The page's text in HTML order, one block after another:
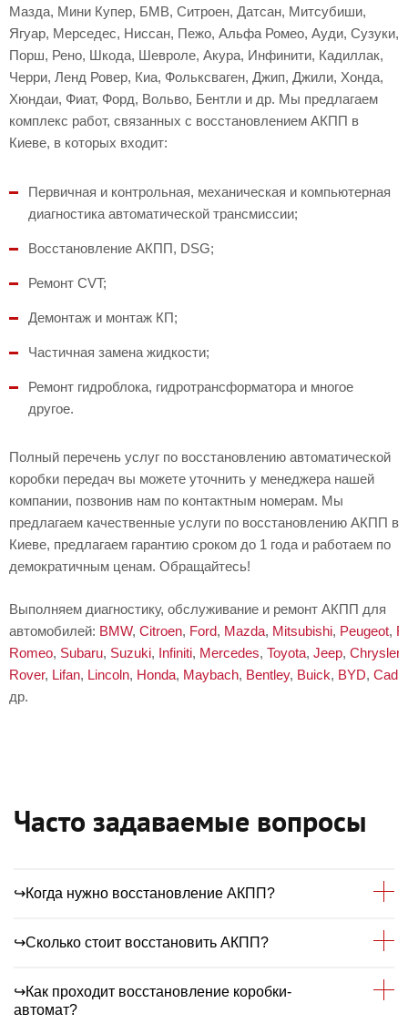
Мазда, Мини Купер, БМВ, Ситроен, Датсан, Митсубиши,
Ягуар, Мерседес, Ниссан, Пежо, Альфа Ромео, Ауди, Сузуки,
Порш, Рено, Шкода, Шевроле, Акура, Инфинити, Кадиллак,
Черри, Ленд Ровер, Киа, Фольксваген, Джип, Джили, Хонда,
Хюндаи, Фиат, Форд, Вольво, Бентли и др. Мы предлагаем
комплекс работ, связанных с восстановлением АКПП в
Киеве, в которых входит:
Первичная и контрольная, механическая и компьютерная
диагностика автоматической трансмиссии;
Восстановление АКПП, DSG;
Ремонт CVT;
Демонтаж и монтаж КП;
Частичная замена жидкости;
Ремонт гидроблока, гидротрансформатора и многое
другое.
Полный перечень услуг по восстановлению автоматической
коробки передач вы можете уточнить у менеджера нашей
компании, позвонив нам по контактным номерам. Мы
предлагаем качественные услуги по восстановлению АКПП в
Киеве, предлагаем гарантию сроком до 1 года и работаем по
демократичным ценам. Обращайтесь!
Выполняем диагностику, обслуживание и ремонт АКПП для
автомобилей: BMW, Citroen, Ford, Mazda, Mitsubishi, Peugeot,
Romeo, Subaru, Suzuki, Infiniti, Mercedes, Toyota, Jeep, Chrysler
Rover, Lifan, Lincoln, Honda, Maybach, Bentley, Buick, BYD,
др.
Часто задаваемые вопросы
↪Когда нужно восстановление АКПП?
детали агрегата подлежат ремонту. Сюда
↪Сколько стоит восстановить АКПП?
Стоимость восстановления зависит от вида
↪Как проходит восстановление коробки-
автомат?